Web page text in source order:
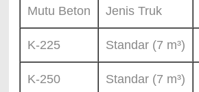
Mutu Beton Jenis Truk
K-225 Standar (7 m³)
K-250 Standar (7 m³)